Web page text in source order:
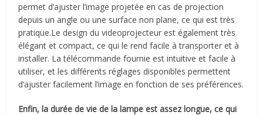
permet d’ajuster l’image projetée en cas de projection
depuis un angle ou une surface non plane, ce qui est très
pratique.Le design du videoprojecteur est également très
élégant et compact, ce qui le rend facile à transporter et à
installer. La télécommande fournie est intuitive et facile à
utiliser, et les différents réglages disponibles permettent
d’ajuster facilement l’image en fonction de ses préférences.
Enfin, la durée de vie de la lampe est assez longue, ce qui